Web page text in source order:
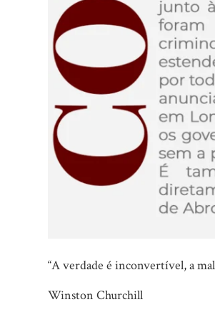
“A verdade é inconvertível, a
Winston Churchill